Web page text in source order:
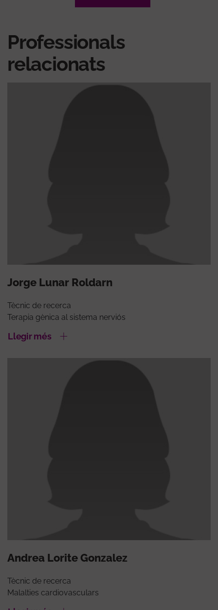
Professionals
relacionats
Jorge Lunar Roldarn
Tècnic de recerca
Terapia gènica al sistema nerviós
Llegir més
Andrea Lorite Gonzalez
Tècnic de recerca
Malalties cardiovasculars